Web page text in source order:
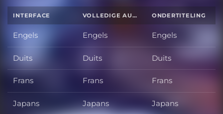
INTERFACE VOLLEDIGE AUDIO ONDERTITELING
Engels Engels Engels
Duits Duits Duits
Frans Frans Frans
Japans Japans Japans